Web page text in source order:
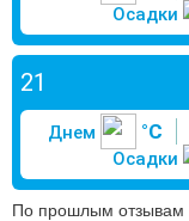
Осадки
21
Днем °C
Осадки
По прошлым отзывам